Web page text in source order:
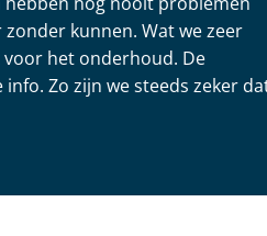
kunnen. Wat we zeer
voor het onderhoud. De
Zo zijn we steeds zeker